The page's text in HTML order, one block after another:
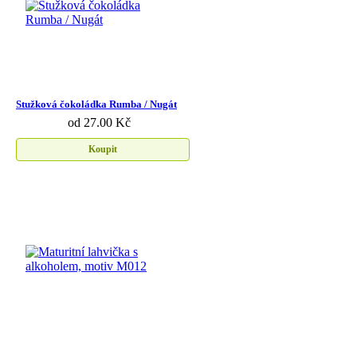
Stužková čokoládka Rumba / Nugát
od 27.00 Kč
Koupit